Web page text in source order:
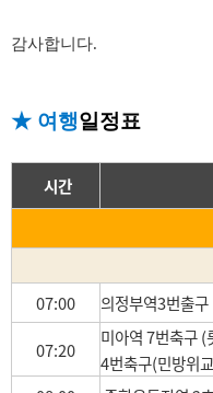
감사합니다.
★ 여행일정표
시간
07:00
의정부역3번출구
07:20
미아역 7번축구 (
4번축구(민방위